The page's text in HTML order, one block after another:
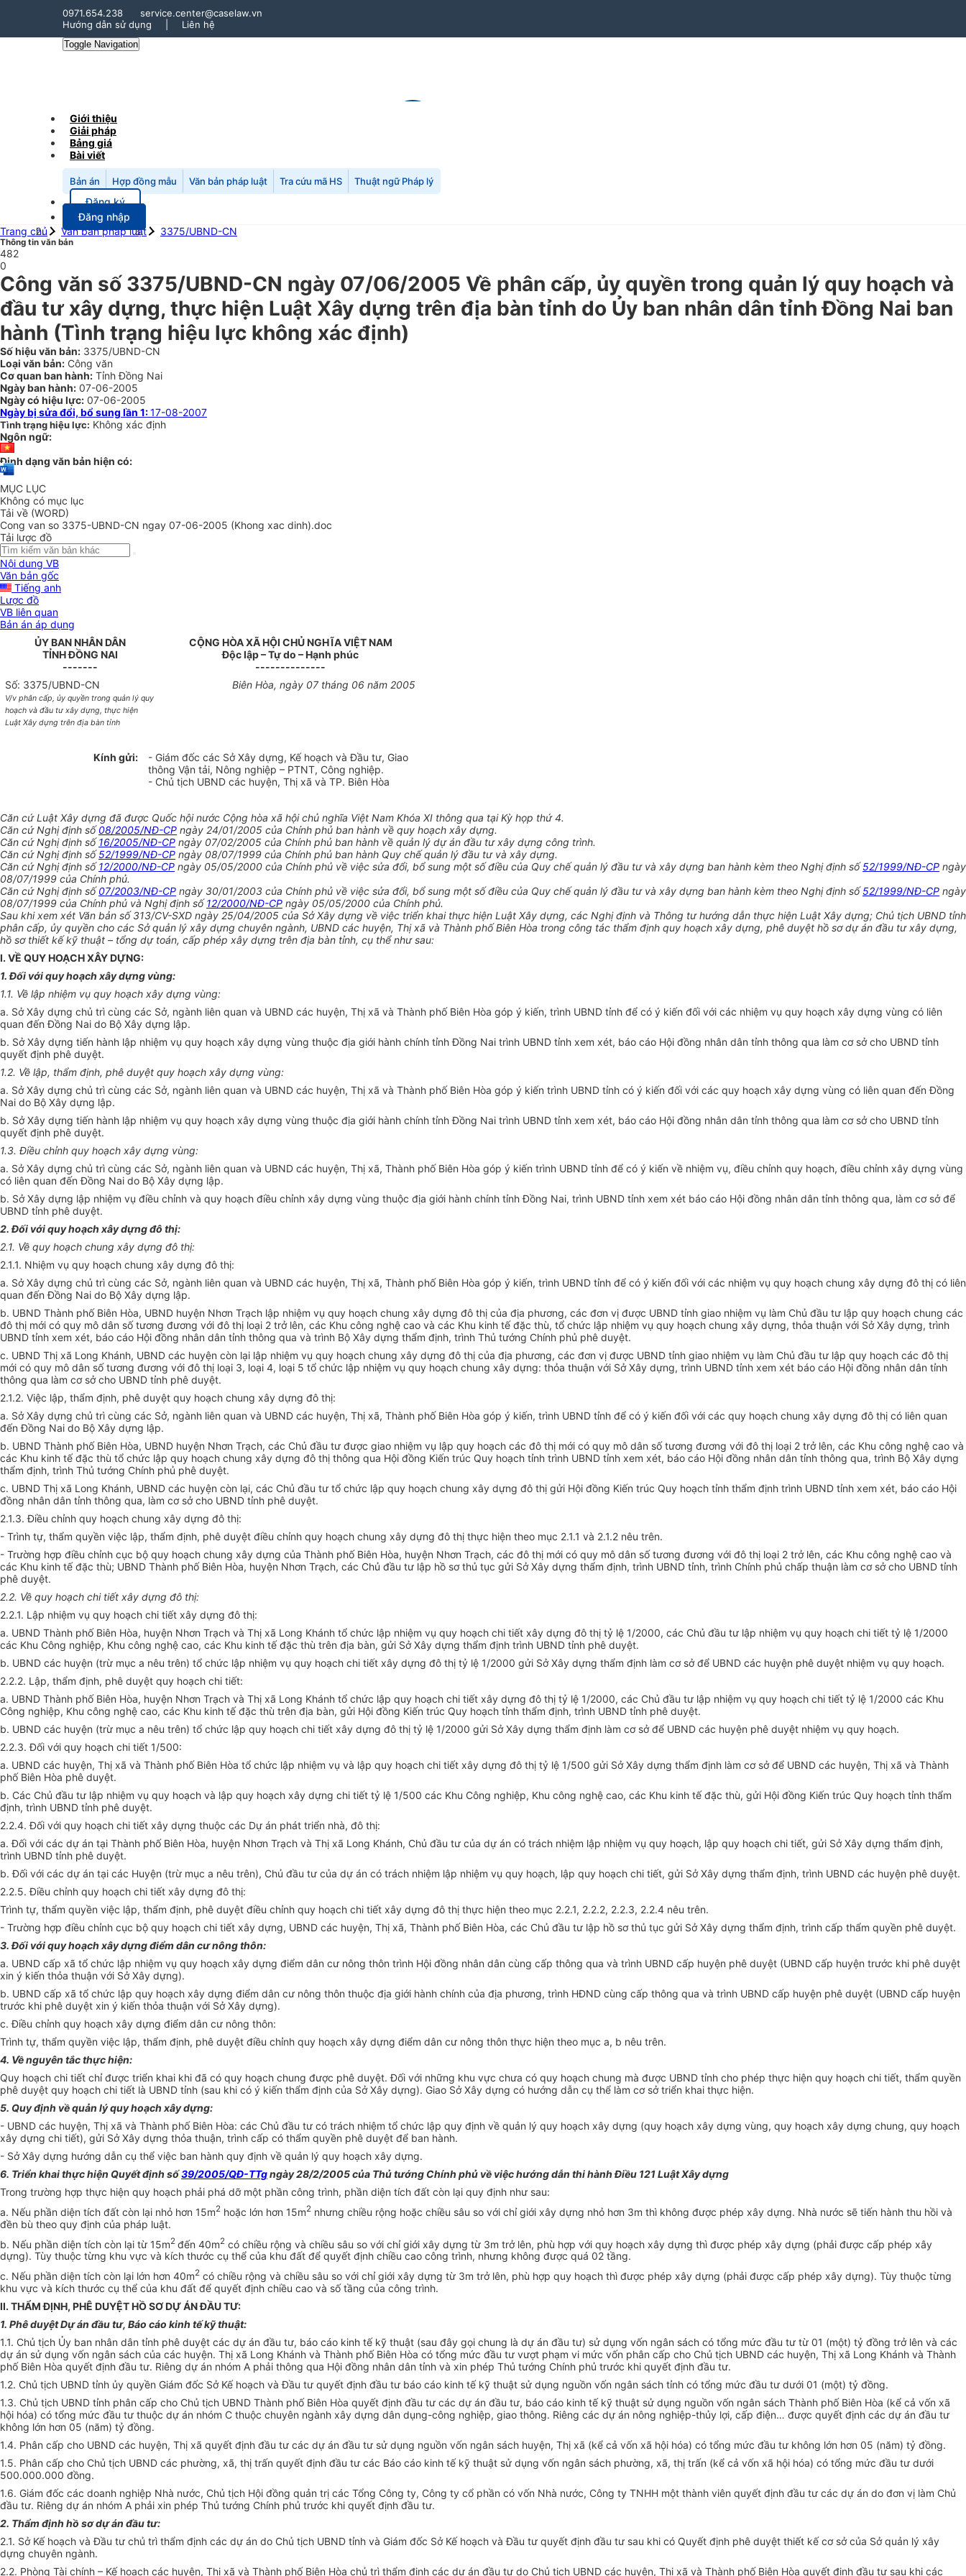
0971.654.238
service.center@caselaw.vn
Hướng dẫn sử dụng
Liên hệ
Toggle Navigation
Giới thiệu
Giải pháp
Bảng giá
Bài viết
Bản án Hợp đồng mẫu Văn bản pháp luật Tra cứu mã HS Thuật ngữ Pháp lý
Đăng ký
Đăng nhập
Trang chủ
Văn bản pháp luật 3375/UBND-CN
Thông tin văn bản
482
0
Công văn số 3375/UBND-CN ngày 07/06/2005 Về phân cấp, ủy quyền trong quản lý quy hoạch và
đầu tư xây dựng, thực hiện Luật Xây dựng trên địa bàn tỉnh do Ủy ban nhân dân tỉnh Đồng Nai ban
hành (Tình trạng hiệu lực không xác định)
Số hiệu văn bản: 3375/UBND-CN
Loại văn bản: Công văn
Cơ quan ban hành: Tỉnh Đồng Nai
Ngày ban hành: 07-06-2005
Ngày có hiệu lực: 07-06-2005
Ngày bị sửa đổi, bổ sung lần 1:17-08-2007
Tình trạng hiệu lực: Không xác định
Ngôn ngữ:
Định dạng văn bản hiện có:
MỤC LỤC
Không có mục lục
Tải về (WORD)
Cong van so 3375-UBND-CN ngay 07-06-2005 (Khong xac dinh).doc
Tải lược đồ
Nội dung VB
Văn bản gốc
Tiếng anh
Lược đồ
VB liên quan
Bản án áp dụng
ỦY BAN NHÂN DÂN
TỈNH ĐỒNG NAI
-------
CỘNG HÒA XÃ HỘI CHỦ NGHĨA VIỆT NAM
Độc lập – Tự do – Hạnh phúc
--------------
Số: 3375/UBND-CN
V/v phân cấp, ủy quyền trong quản lý quy
hoạch và đầu tư xây dựng, thực hiện
Luật Xây dựng trên địa bàn tỉnh
Biên Hòa, ngày 07 tháng 06 năm 2005
Kính gửi:
- Giám đốc các Sở Xây dựng, Kế hoạch và Đầu tư, Giao
thông Vận tải, Nông nghiệp – PTNT, Công nghiệp.
- Chủ tịch UBND các huyện, Thị xã và TP. Biên Hòa
Căn cứ Luật Xây dựng đã được Quốc hội nước Cộng hòa xã hội chủ nghĩa Việt Nam Khóa XI thông qua tại Kỳ họp thứ 4.
Căn cứ Nghị định số08/2005/NĐ-CP ngày 24/01/2005 của Chính phủ ban hành về quy hoạch xây dựng.
Căn cứ Nghị định số16/2005/NĐ-CP ngày 07/02/2005 của Chính phủ ban hành về quản lý dự án đầu tư xây dựng công trình.
Căn cứ Nghị định số52/1999/NĐ-CP ngày 08/07/1999 của Chính phủ ban hành Quy chế quản lý đầu tư và xây dựng.
Căn cứ Nghị định số12/2000/NĐ-CP ngày 05/05/2000 của Chính phủ về việc sửa đổi, bổ sung một số điều của Quy chế quản lý đầu tư và xây dựng ban hành kèm theo Nghị định số52/1999/NĐ-CP ngày
08/07/1999 của Chính phủ.
Căn cứ Nghị định số07/2003/NĐ-CP ngày 30/01/2003 của Chính phủ về việc sửa đổi, bổ sung một số điều của Quy chế quản lý đầu tư và xây dựng ban hành kèm theo Nghị định số52/1999/NĐ-CP ngày
08/07/1999 của Chính phủ và Nghị định số12/2000/NĐ-CP ngày 05/05/2000 của Chính phủ.
Sau khi xem xét Văn bản số 313/CV-SXD ngày 25/04/2005 của Sở Xây dựng về việc triển khai thực hiện Luật Xây dựng, các Nghị định và Thông tư hướng dẫn thực hiện Luật Xây dựng; Chủ tịch UBND tỉnh
phân cấp, ủy quyền cho các Sở quản lý xây dựng chuyên ngành, UBND các huyện, Thị xã và Thành phố Biên Hòa trong công tác thẩm định quy hoạch xây dựng, phê duyệt hồ sơ dự án đầu tư xây dựng,
hồ sơ thiết kế kỹ thuật – tổng dự toán, cấp phép xây dựng trên địa bàn tỉnh, cụ thể như sau:
I. VỀ QUY HOẠCH XÂY DỰNG:
1. Đối với quy hoạch xây dựng vùng:
1.1. Về lập nhiệm vụ quy hoạch xây dựng vùng:
a. Sở Xây dựng chủ trì cùng các Sở, ngành liên quan và UBND các huyện, Thị xã và Thành phố Biên Hòa góp ý kiến, trình UBND tỉnh để có ý kiến đối với các nhiệm vụ quy hoạch xây dựng vùng có liên
quan đến Đồng Nai do Bộ Xây dựng lập.
b. Sở Xây dựng tiến hành lập nhiệm vụ quy hoạch xây dựng vùng thuộc địa giới hành chính tỉnh Đồng Nai trình UBND tỉnh xem xét, báo cáo Hội đồng nhân dân tỉnh thông qua làm cơ sở cho UBND tỉnh
quyết định phê duyệt.
1.2. Về lập, thẩm định, phê duyệt quy hoạch xây dựng vùng:
a. Sở Xây dựng chủ trì cùng các Sở, ngành liên quan và UBND các huyện, Thị xã và Thành phố Biên Hòa góp ý kiến trình UBND tỉnh có ý kiến đối với các quy hoạch xây dựng vùng có liên quan đến Đồng
Nai do Bộ Xây dựng lập.
b. Sở Xây dựng tiến hành lập nhiệm vụ quy hoạch xây dựng vùng thuộc địa giới hành chính tỉnh Đồng Nai trình UBND tỉnh xem xét, báo cáo Hội đồng nhân dân tỉnh thông qua làm cơ sở cho UBND tỉnh
quyết định phê duyệt.
1.3. Điều chỉnh quy hoạch xây dựng vùng:
a. Sở Xây dựng chủ trì cùng các Sở, ngành liên quan và UBND các huyện, Thị xã, Thành phố Biên Hòa góp ý kiến trình UBND tỉnh để có ý kiến về nhiệm vụ, điều chỉnh quy hoạch, điều chỉnh xây dựng vùng
có liên quan đến Đồng Nai do Bộ Xây dựng lập.
b. Sở Xây dựng lập nhiệm vụ điều chỉnh và quy hoạch điều chỉnh xây dựng vùng thuộc địa giới hành chính tỉnh Đồng Nai, trình UBND tỉnh xem xét báo cáo Hội đồng nhân dân tỉnh thông qua, làm cơ sở để
UBND tỉnh phê duyệt.
2. Đối với quy hoạch xây dựng đô thị:
2.1. Về quy hoạch chung xây dựng đô thị:
2.1.1. Nhiệm vụ quy hoạch chung xây dựng đô thị:
a. Sở Xây dựng chủ trì cùng các Sở, ngành liên quan và UBND các huyện, Thị xã, Thành phố Biên Hòa góp ý kiến, trình UBND tỉnh để có ý kiến đối với các nhiệm vụ quy hoạch chung xây dựng đô thị có liên
quan đến Đồng Nai do Bộ Xây dựng lập.
b. UBND Thành phố Biên Hòa, UBND huyện Nhơn Trạch lập nhiệm vụ quy hoạch chung xây dựng đô thị của địa phương, các đơn vị được UBND tỉnh giao nhiệm vụ làm Chủ đầu tư lập quy hoạch chung các
đô thị mới có quy mô dân số tương đương với đô thị loại 2 trở lên, các Khu công nghệ cao và các Khu kinh tế đặc thù, tổ chức lập nhiệm vụ quy hoạch chung xây dựng, thỏa thuận với Sở Xây dựng, trình
UBND tỉnh xem xét, báo cáo Hội đồng nhân dân tỉnh thông qua và trình Bộ Xây dựng thẩm định, trình Thủ tướng Chính phủ phê duyệt.
c. UBND Thị xã Long Khánh, UBND các huyện còn lại lập nhiệm vụ quy hoạch chung xây dựng đô thị của địa phương, các đơn vị được UBND tỉnh giao nhiệm vụ làm Chủ đầu tư lập quy hoạch các đô thị
mới có quy mô dân số tương đương với đô thị loại 3, loại 4, loại 5 tổ chức lập nhiệm vụ quy hoạch chung xây dựng: thỏa thuận với Sở Xây dựng, trình UBND tỉnh xem xét báo cáo Hội đồng nhân dân tỉnh
thông qua làm cơ sở cho UBND tỉnh phê duyệt.
2.1.2. Việc lập, thẩm định, phê duyệt quy hoạch chung xây dựng đô thị:
a. Sở Xây dựng chủ trì cùng các Sở, ngành liên quan và UBND các huyện, Thị xã, Thành phố Biên Hòa góp ý kiến, trình UBND tỉnh để có ý kiến đối với các quy hoạch chung xây dựng đô thị có liên quan
đến Đồng Nai do Bộ Xây dựng lập.
b. UBND Thành phố Biên Hòa, UBND huyện Nhơn Trạch, các Chủ đầu tư được giao nhiệm vụ lập quy hoạch các đô thị mới có quy mô dân số tương đương với đô thị loại 2 trở lên, các Khu công nghệ cao và
các Khu kinh tế đặc thù tổ chức lập quy hoạch chung xây dựng đô thị thông qua Hội đồng Kiến trúc Quy hoạch tỉnh trình UBND tỉnh xem xét, báo cáo Hội đồng nhân dân tỉnh thông qua, trình Bộ Xây dựng
thẩm định, trình Thủ tướng Chính phủ phê duyệt.
c. UBND Thị xã Long Khánh, UBND các huyện còn lại, các Chủ đầu tư tổ chức lập quy hoạch chung xây dựng đô thị gửi Hội đồng Kiến trúc Quy hoạch tỉnh thẩm định trình UBND tỉnh xem xét, báo cáo Hội
đồng nhân dân tỉnh thông qua, làm cơ sở cho UBND tỉnh phê duyệt.
2.1.3. Điều chỉnh quy hoạch chung xây dựng đô thị:
- Trình tự, thẩm quyền việc lập, thẩm định, phê duyệt điều chỉnh quy hoạch chung xây dựng đô thị thực hiện theo mục 2.1.1 và 2.1.2 nêu trên.
- Trường hợp điều chỉnh cục bộ quy hoạch chung xây dựng của Thành phố Biên Hòa, huyện Nhơn Trạch, các đô thị mới có quy mô dân số tương đương với đô thị loại 2 trở lên, các Khu công nghệ cao và
các Khu kinh tế đặc thù; UBND Thành phố Biên Hòa, huyện Nhơn Trạch, các Chủ đầu tư lập hồ sơ thủ tục gửi Sở Xây dựng thẩm định, trình UBND tỉnh, trình Chính phủ chấp thuận làm cơ sở cho UBND tỉnh
phê duyệt.
2.2. Về quy hoạch chi tiết xây dựng đô thị:
2.2.1. Lập nhiệm vụ quy hoạch chi tiết xây dựng đô thị:
a. UBND Thành phố Biên Hòa, huyện Nhơn Trạch và Thị xã Long Khánh tổ chức lập nhiệm vụ quy hoạch chi tiết xây dựng đô thị tỷ lệ 1/2000, các Chủ đầu tư lập nhiệm vụ quy hoạch chi tiết tỷ lệ 1/2000
các Khu Công nghiệp, Khu công nghệ cao, các Khu kinh tế đặc thù trên địa bàn, gửi Sở Xây dựng thẩm định trình UBND tỉnh phê duyệt.
b. UBND các huyện (trừ mục a nêu trên) tổ chức lập nhiệm vụ quy hoạch chi tiết xây dựng đô thị tỷ lệ 1/2000 gửi Sở Xây dựng thẩm định làm cơ sở để UBND các huyện phê duyệt nhiệm vụ quy hoạch.
2.2.2. Lập, thẩm định, phê duyệt quy hoạch chi tiết:
a. UBND Thành phố Biên Hòa, huyện Nhơn Trạch và Thị xã Long Khánh tổ chức lập quy hoạch chi tiết xây dựng đô thị tỷ lệ 1/2000, các Chủ đầu tư lập nhiệm vụ quy hoạch chi tiết tỷ lệ 1/2000 các Khu
Công nghiệp, Khu công nghệ cao, các Khu kinh tế đặc thù trên địa bàn, gửi Hội đồng Kiến trúc Quy hoạch tỉnh thẩm định, trình UBND tỉnh phê duyệt.
b. UBND các huyện (trừ mục a nêu trên) tổ chức lập quy hoạch chi tiết xây dựng đô thị tỷ lệ 1/2000 gửi Sở Xây dựng thẩm định làm cơ sở để UBND các huyện phê duyệt nhiệm vụ quy hoạch.
2.2.3. Đối với quy hoạch chi tiết 1/500:
a. UBND các huyện, Thị xã và Thành phố Biên Hòa tổ chức lập nhiệm vụ và lập quy hoạch chi tiết xây dựng đô thị tỷ lệ 1/500 gửi Sở Xây dựng thẩm định làm cơ sở để UBND các huyện, Thị xã và Thành
phố Biên Hòa phê duyệt.
b. Các Chủ đầu tư lập nhiệm vụ quy hoạch và lập quy hoạch xây dựng chi tiết tỷ lệ 1/500 các Khu Công nghiệp, Khu công nghệ cao, các Khu kinh tế đặc thù, gửi Hội đồng Kiến trúc Quy hoạch tỉnh thẩm
định, trình UBND tỉnh phê duyệt.
2.2.4. Đối với quy hoạch chi tiết xây dựng thuộc các Dự án phát triển nhà, đô thị:
a. Đối với các dự án tại Thành phố Biên Hòa, huyện Nhơn Trạch và Thị xã Long Khánh, Chủ đầu tư của dự án có trách nhiệm lập nhiệm vụ quy hoạch, lập quy hoạch chi tiết, gửi Sở Xây dựng thẩm định,
trình UBND tỉnh phê duyệt.
b. Đối với các dự án tại các Huyện (trừ mục a nêu trên), Chủ đầu tư của dự án có trách nhiệm lập nhiệm vụ quy hoạch, lập quy hoạch chi tiết, gửi Sở Xây dựng thẩm định, trình UBND các huyện phê duyệt.
2.2.5. Điều chỉnh quy hoạch chi tiết xây dựng đô thị:
Trình tự, thẩm quyền việc lập, thẩm định, phê duyệt điều chỉnh quy hoạch chi tiết xây dựng đô thị thực hiện theo mục 2.2.1, 2.2.2, 2.2.3, 2.2.4 nêu trên.
- Trường hợp điều chỉnh cục bộ quy hoạch chi tiết xây dựng, UBND các huyện, Thị xã, Thành phố Biên Hòa, các Chủ đầu tư lập hồ sơ thủ tục gửi Sở Xây dựng thẩm định, trình cấp thẩm quyền phê duyệt.
3. Đối với quy hoạch xây dựng điểm dân cư nông thôn:
a. UBND cấp xã tổ chức lập nhiệm vụ quy hoạch xây dựng điểm dân cư nông thôn trình Hội đồng nhân dân cùng cấp thông qua và trình UBND cấp huyện phê duyệt (UBND cấp huyện trước khi phê duyệt
xin ý kiến thỏa thuận với Sở Xây dựng).
b. UBND cấp xã tổ chức lập quy hoạch xây dựng điểm dân cư nông thôn thuộc địa giới hành chính của địa phương, trình HĐND cùng cấp thông qua và trình UBND cấp huyện phê duyệt (UBND cấp huyện
trước khi phê duyệt xin ý kiến thỏa thuận với Sở Xây dựng).
c. Điều chỉnh quy hoạch xây dựng điểm dân cư nông thôn:
Trình tự, thẩm quyền việc lập, thẩm định, phê duyệt điều chỉnh quy hoạch xây dựng điểm dân cư nông thôn thực hiện theo mục a, b nêu trên.
4. Về nguyên tắc thực hiện:
Quy hoạch chi tiết chỉ được triển khai khi đã có quy hoạch chung được phê duyệt. Đối với những khu vực chưa có quy hoạch chung mà được UBND tỉnh cho phép thực hiện quy hoạch chi tiết, thẩm quyền
phê duyệt quy hoạch chi tiết là UBND tỉnh (sau khi có ý kiến thẩm định của Sở Xây dựng). Giao Sở Xây dựng có hướng dẫn cụ thể làm cơ sở triển khai thực hiện.
5. Quy định về quản lý quy hoạch xây dựng:
- UBND các huyện, Thị xã và Thành phố Biên Hòa: các Chủ đầu tư có trách nhiệm tổ chức lập quy định về quản lý quy hoạch xây dựng (quy hoạch xây dựng vùng, quy hoạch xây dựng chung, quy hoạch
xây dựng chi tiết), gửi Sở Xây dựng thỏa thuận, trình cấp có thẩm quyền phê duyệt để ban hành.
- Sở Xây dựng hướng dẫn cụ thể việc ban hành quy định về quản lý quy hoạch xây dựng.
6. Triển khai thực hiện Quyết định số39/2005/QĐ-TTgngày 28/2/2005 của Thủ tướng Chính phủ về việc hướng dẫn thi hành Điều 121 Luật Xây dựng
Trong trường hợp thực hiện quy hoạch phải phá dỡ một phần công trình, phần diện tích đất còn lại quy định như sau:
a. Nếu phần diện tích đất còn lại nhỏ hơn 15m2 hoặc lớn hơn 15m2 nhưng chiều rộng hoặc chiều sâu so với chỉ giới xây dựng nhỏ hơn 3m thì không được phép xây dựng. Nhà nước sẽ tiến hành thu hồi và
đền bù theo quy định của pháp luật.
b. Nếu phần diện tích còn lại từ 15m2 đến 40m2 có chiều rộng và chiều sâu so với chỉ giới xây dựng từ 3m trở lên, phù hợp với quy hoạch xây dựng thì được phép xây dựng (phải được cấp phép xây
dựng). Tùy thuộc từng khu vực và kích thước cụ thể của khu đất để quyết định chiều cao công trình, nhưng không được quá 02 tầng.
c. Nếu phần diện tích còn lại lớn hơn 40m2 có chiều rộng và chiều sâu so với chỉ giới xây dựng từ 3m trở lên, phù hợp quy hoạch thì được phép xây dựng (phải được cấp phép xây dựng). Tùy thuộc từng
khu vực và kích thước cụ thể của khu đất để quyết định chiều cao và số tầng của công trình.
II. THẨM ĐỊNH, PHÊ DUYỆT HỒ SƠ DỰ ÁN ĐẦU TƯ:
1. Phê duyệt Dự án đầu tư, Báo cáo kinh tế kỹ thuật:
1.1. Chủ tịch Ủy ban nhân dân tỉnh phê duyệt các dự án đầu tư, báo cáo kinh tế kỹ thuật (sau đây gọi chung là dự án đầu tư) sử dụng vốn ngân sách có tổng mức đầu tư từ 01 (một) tỷ đồng trở lên và các
dự án sử dụng vốn ngân sách của các huyện. Thị xã Long Khánh và Thành phố Biên Hòa có tổng mức đầu tư vượt phạm vi mức vốn phân cấp cho Chủ tịch UBND các huyện, Thị xã Long Khánh và Thành
phố Biên Hòa quyết định đầu tư. Riêng dự án nhóm A phải thông qua Hội đồng nhân dân tỉnh và xin phép Thủ tướng Chính phủ trước khi quyết định đầu tư.
1.2. Chủ tịch UBND tỉnh ủy quyền Giám đốc Sở Kế hoạch và Đầu tư quyết định đầu tư báo cáo kinh tế kỹ thuật sử dụng nguồn vốn ngân sách tỉnh có tổng mức đầu tư dưới 01 (một) tỷ đồng.
1.3. Chủ tịch UBND tỉnh phân cấp cho Chủ tịch UBND Thành phố Biên Hòa quyết định đầu tư các dự án đầu tư, báo cáo kinh tế kỹ thuật sử dụng nguồn vốn ngân sách Thành phố Biên Hòa (kể cả vốn xã
hội hóa) có tổng mức đầu tư thuộc dự án nhóm C thuộc chuyên ngành xây dựng dân dụng-công nghiệp, giao thông. Riêng các dự án nông nghiệp-thủy lợi, cấp điện… được quyết định các dự án đầu tư
không lớn hơn 05 (năm) tỷ đồng.
1.4. Phân cấp cho UBND các huyện, Thị xã quyết định đầu tư các dự án đầu tư sử dụng nguồn vốn ngân sách huyện, Thị xã (kể cả vốn xã hội hóa) có tổng mức đầu tư không lớn hơn 05 (năm) tỷ đồng.
1.5. Phân cấp cho Chủ tịch UBND các phường, xã, thị trấn quyết định đầu tư các Báo cáo kinh tế kỹ thuật sử dụng vốn ngân sách phường, xã, thị trấn (kể cả vốn xã hội hóa) có tổng mức đầu tư dưới
500.000.000 đồng.
1.6. Giám đốc các doanh nghiệp Nhà nước, Chủ tịch Hội đồng quản trị các Tổng Công ty, Công ty cổ phần có vốn Nhà nước, Công ty TNHH một thành viên quyết định đầu tư các dự án do đơn vị làm Chủ
đầu tư. Riêng dự án nhóm A phải xin phép Thủ tướng Chính phủ trước khi quyết định đầu tư.
2. Thẩm định hồ sơ dự án đầu tư:
2.1. Sở Kế hoạch và Đầu tư chủ trì thẩm định các dự án do Chủ tịch UBND tỉnh và Giám đốc Sở Kế hoạch và Đầu tư quyết định đầu tư sau khi có Quyết định phê duyệt thiết kế cơ sở của Sở quản lý xây
dựng chuyên ngành.
2.2. Phòng Tài chính – Kế hoạch các huyện, Thị xã và Thành phố Biên Hòa chủ trì thẩm định các dự án đầu tư do Chủ tịch UBND các huyện, Thị xã và Thành phố Biên Hòa quyết định đầu tư sau khi các